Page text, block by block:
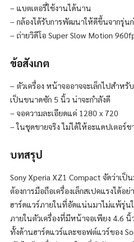
– แบตเตอรี่ใช้งานได้นาน
– กล้องได้รับการพัฒนาให้ดีขึ้นจากรุ่น
– ถ่ายวิดีโอ Super Slow Motion
ข้อสังเกต
– ตัวเครื่อง หน้าจออาจจะเล็กไปสำห
เป็นขนาดซัก 5 นิ้ว น่าจะกำลังดี
– จอความละเอียดแค่ 1280 x 720
– ในชุดขายจริง ไม่ได้ให้อะแดปเตอร์ช
บทสรุป
Sony Xperia XZ1 Compact จัดว่าเป็
ต้องการมือถือเครื่องเล็กสเปคแรงได้อย่
ฮาร์ดแวร์ภายในที่อัดแน่นมาไม่แพ้รุ่น
ภายในตัวเครื่องที่มีหน้าจอเพียง 4.6
ทั้งด้านฮาร์ดแวร์และซอฟต์แวร์ของ